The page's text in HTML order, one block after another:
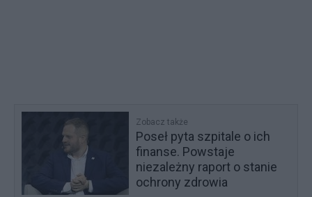
Zobacz także
Poseł pyta szpitale o ich
finanse. Powstaje
niezależny raport o stanie
ochrony zdrowia